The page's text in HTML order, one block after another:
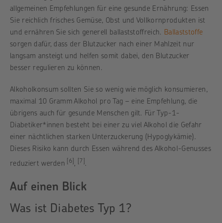
allgemeinen Empfehlungen für eine gesunde Ernährung: Essen
Sie reichlich frisches Gemüse, Obst und Vollkornprodukten ist
und ernähren Sie sich generell ballaststoffreich. Ballaststoffe
sorgen dafür, dass der Blutzucker nach einer Mahlzeit nur
langsam ansteigt und helfen somit dabei, den Blutzucker
besser regulieren zu können.
Alkoholkonsum sollten Sie so wenig wie möglich konsumieren,
maximal 10 Gramm Alkohol pro Tag – eine Empfehlung, die
übrigens auch für gesunde Menschen gilt. Für Typ-1-
Diabetiker*innen besteht bei einer zu viel Alkohol die Gefahr
einer nächtlichen starken Unterzuckerung (Hypoglykämie).
Dieses Risiko kann durch Essen während des Alkohol-Genusses
reduziert werden[6],[7].
Auf einen Blick
Was ist Diabetes Typ 1?